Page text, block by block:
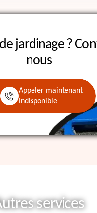
jardinage ?
nous
Appeler maintenant
indisponible
services